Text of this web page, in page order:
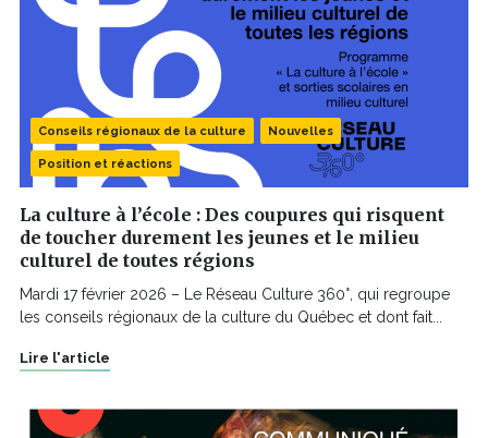
Conseils régionaux de la culture Nouvelles
Position et réactions
La culture à l’école : Des coupures qui risquent
de toucher durement les jeunes et le milieu
culturel de toutes régions
Mardi 17 février 2026 – Le Réseau Culture 360°, qui regroupe
les conseils régionaux de la culture du Québec et dont fait...
Lire l'article